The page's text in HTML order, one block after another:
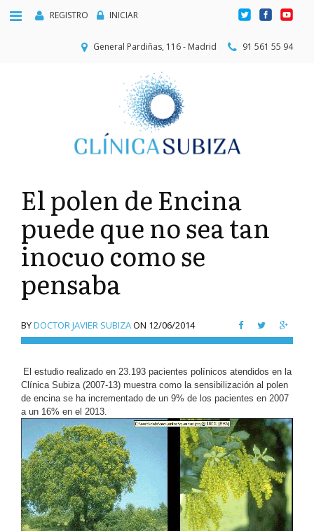
REGISTRO INICIAR
General Pardiñas, 116 - Madrid 91 561 55 94
El polen de Encina
puede que no sea tan
inocuo como se
pensaba
BYDOCTOR JAVIER SUBIZAON 12/06/2014
El estudio realizado en 23.193 pacientes polínicos atendidos en la
Clínica Subiza (2007-13) muestra como la sensibilización al polen
de encina se ha incrementado de un 9% de los pacientes en 2007
a un 16% en el 2013.